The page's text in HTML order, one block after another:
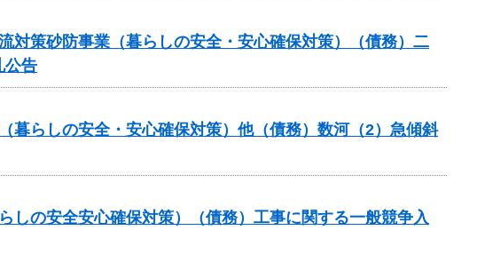
策砂防事業（暮らしの安全・安心確保対策）（債務）二
公告
らしの安全・安心確保対策）他（債務）数河（2）急傾斜
の安全安心確保対策）（債務）工事に関する一般競争入